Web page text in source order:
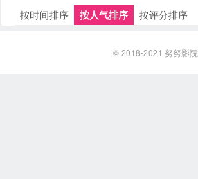
按时间排序
按人气排序 按评分排序
© 2018-2021 努努影院